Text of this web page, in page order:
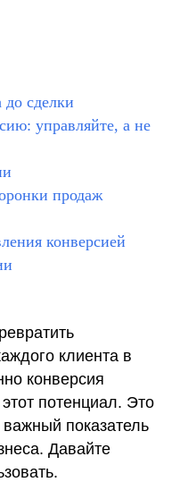
сделки
управляйте, а не
продаж
конверсией
клиента в
конверсия
потенциал. Это
показатель
Давайте